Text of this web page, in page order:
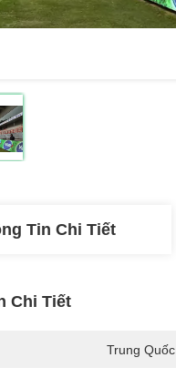
Tin Chi Tiết
Chi Tiết
Trung Quốc